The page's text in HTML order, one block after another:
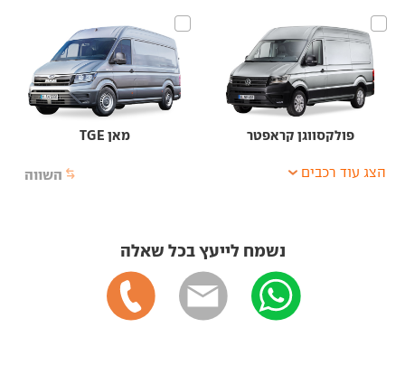
פולקסווגן קראפטר מאן TGE
השווה הצג עוד רכבים
נשמח לייעץ בכל שאלה